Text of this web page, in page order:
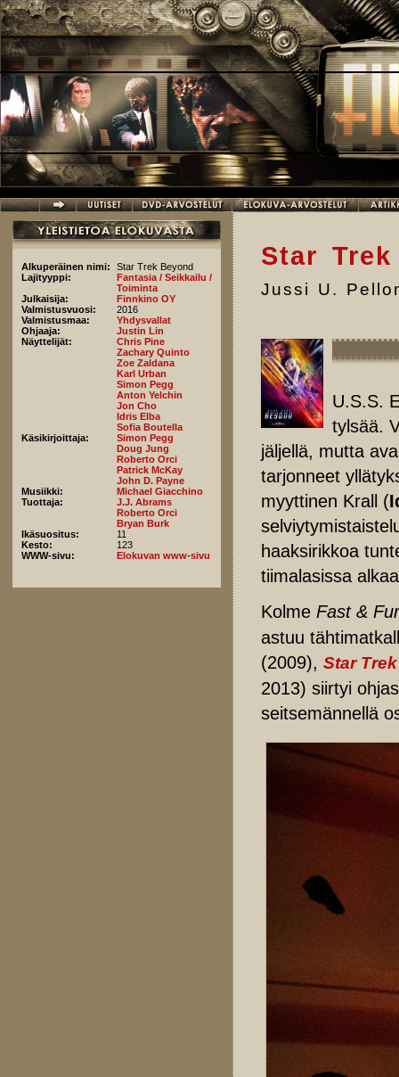
Hyppää pääsisältöön
Alkuperäinen nimi:
Star Trek Beyond
Lajityyppi:
Fantasia / Seikkailu /
Toiminta
Julkaisija:
Finnkino OY
Valmistusvuosi:
2016
Valmistusmaa:
Yhdysvallat
Ohjaaja:
Justin Lin
Näyttelijät:
Chris Pine
Zachary Quinto
Zoe Zaldana
Karl Urban
Simon Pegg
Anton Yelchin
Jon Cho
Idris Elba
Sofia Boutella
Käsikirjoittaja:
Simon Pegg
Doug Jung
Roberto Orci
Patrick McKay
John D. Payne
Musiikki:
Michael Giacchino
Tuottaja:
J.J. Abrams
Roberto Orci
Bryan Burk
Ikäsuositus:
11
Kesto:
123
WWW-sivu:
Elokuvan www-sivu
Star
Jussi U.
U.S.S.
tylsää.
jäljellä, mutta
tarjonneet
myyttinen Krall (
haaksirikkoa
tiimalasissa
Kolme Fast &
astuu
(2009), Star
2013) siirtyi
seitsemännellä